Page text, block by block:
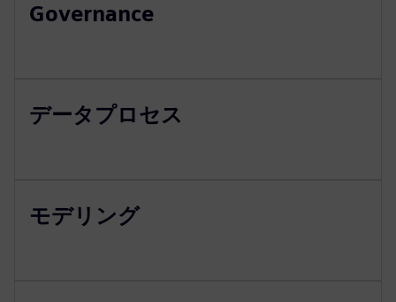
Governance
データプロセス
モデリング